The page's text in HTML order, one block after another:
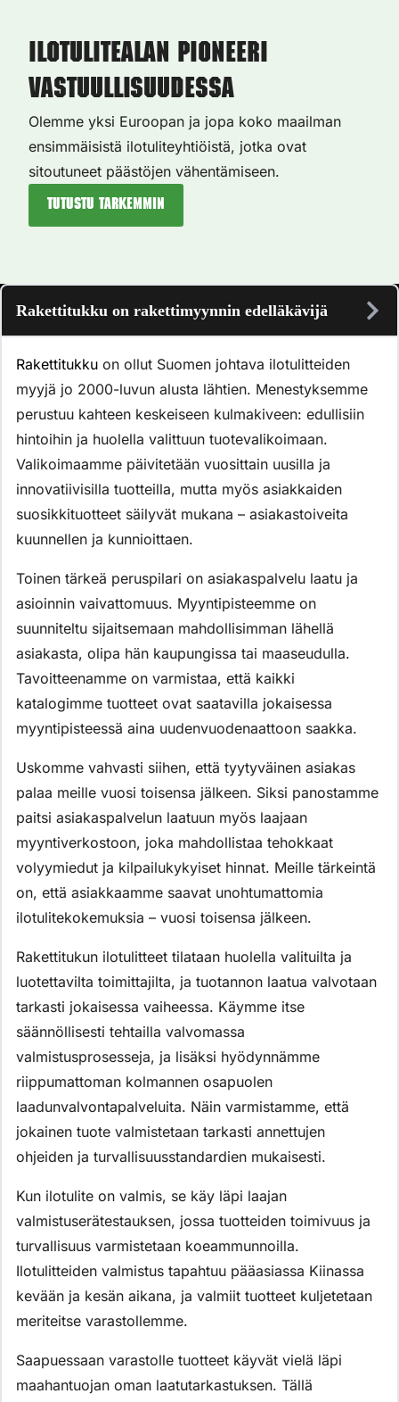
Ilotulitealan pioneeri
vastuullisuudessa
Olemme yksi Euroopan ja jopa koko maailman
ensimmäisistä ilotuliteyhtiöistä, jotka ovat
sitoutuneet päästöjen vähentämiseen.
Tutustu tarkemmin
Rakettitukku on rakettimyynnin edelläkävijä
Rakettitukku on ollut Suomen johtava ilotulitteiden
myyjä jo 2000-luvun alusta lähtien. Menestyksemme
perustuu kahteen keskeiseen kulmakiveen: edullisiin
hintoihin ja huolella valittuun tuotevalikoimaan.
Valikoimaamme päivitetään vuosittain uusilla ja
innovatiivisilla tuotteilla, mutta myös asiakkaiden
suosikkituotteet säilyvät mukana – asiakastoiveita
kuunnellen ja kunnioittaen.
Toinen tärkeä peruspilari on asiakaspalvelu laatu ja
asioinnin vaivattomuus. Myyntipisteemme on
suunniteltu sijaitsemaan mahdollisimman lähellä
asiakasta, olipa hän kaupungissa tai maaseudulla.
Tavoitteenamme on varmistaa, että kaikki
katalogimme tuotteet ovat saatavilla jokaisessa
myyntipisteessä aina uudenvuodenaattoon saakka.
Uskomme vahvasti siihen, että tyytyväinen asiakas
palaa meille vuosi toisensa jälkeen. Siksi panostamme
paitsi asiakaspalvelun laatuun myös laajaan
myyntiverkostoon, joka mahdollistaa tehokkaat
volyymiedut ja kilpailukykyiset hinnat. Meille tärkeintä
on, että asiakkaamme saavat unohtumattomia
ilotulitekokemuksia – vuosi toisensa jälkeen.
Rakettitukun ilotulitteet tilataan huolella valituilta ja
luotettavilta toimittajilta, ja tuotannon laatua valvotaan
tarkasti jokaisessa vaiheessa. Käymme itse
säännöllisesti tehtailla valvomassa
valmistusprosesseja, ja lisäksi hyödynnämme
riippumattoman kolmannen osapuolen
laadunvalvontapalveluita. Näin varmistamme, että
jokainen tuote valmistetaan tarkasti annettujen
ohjeiden ja turvallisuusstandardien mukaisesti.
Kun ilotulite on valmis, se käy läpi laajan
valmistuserätestauksen, jossa tuotteiden toimivuus ja
turvallisuus varmistetaan koeammunnoilla.
Ilotulitteiden valmistus tapahtuu pääasiassa Kiinassa
kevään ja kesän aikana, ja valmiit tuotteet kuljetetaan
meriteitse varastollemme.
Saapuessaan varastolle tuotteet käyvät vielä läpi
maahantuojan oman laatutarkastuksen. Tällä